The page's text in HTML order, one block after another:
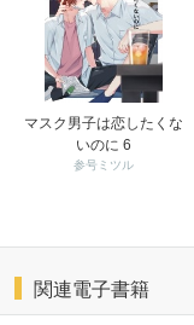
マスク男子は恋したくな
いのに 6
参号ミツル
関連電子書籍